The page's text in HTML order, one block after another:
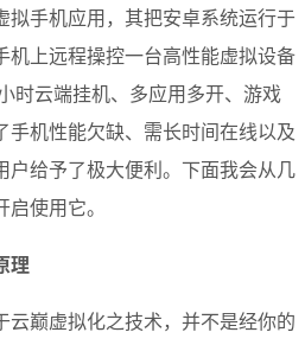
拟手机应用，其把安卓系统运行于
机上远程操控一台高性能虚拟设备
时云端挂机、多应用多开、游戏
手机性能欠缺、需长时间在线以及
户给予了极大便利。下面我会从几
使用它。
理
云巅虚拟化之技术，并不是经你的